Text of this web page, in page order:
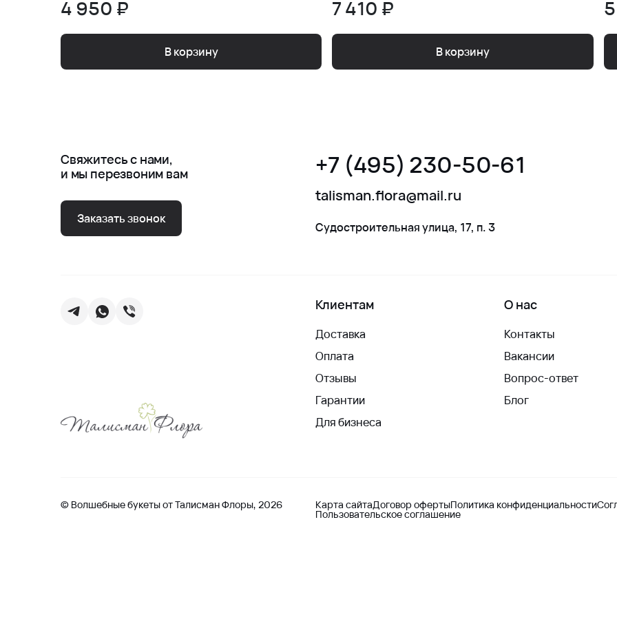
4 950 ₽
В корзину
7 410 ₽
В корзину
Свяжитесь с нами,
и мы перезвоним вам
Заказать звонок
+7 (495) 230-50-61
talisman.flora@mail.ru
Судостроительная улица, 17, п. 3
Клиентам
Доставка
Оплата
Отзывы
Гарантии
Для бизнеса
О нас
Контакты
Вакансии
Вопрос-ответ
Блог
© Волшебные букеты от Талисман Флоры, 2026 Карта сайтаДоговор офертыПолитика конфиденциальности
Пользовательское соглашение